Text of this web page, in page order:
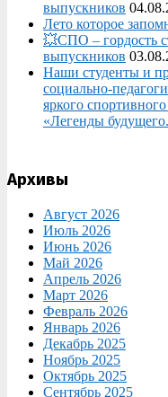
выпускников
Лето которое
💥СПО – гордость
выпускников
Наши студенты и
яркого
«Легенды
Архивы
Август 2026
Июль 2026
Июнь 2026
Май 2026
Апрель 2026
Март 2026
Февраль 2026
Январь 2026
Декабрь 2025
Ноябрь 2025
Октябрь 2025
Сентябрь 2025